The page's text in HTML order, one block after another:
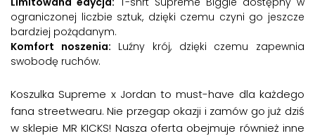
ograniczonej liczbie sztuk, dzięki czemu czyni go jeszcze
bardziej pożądanym.
Komfort noszenia: Luźny krój, dzięki czemu zapewnia
swobodę ruchów.
Koszulka Supreme x Jordan to must-have dla każdego
fana streetwearu. Nie przegap okazji i zamów go już dziś
w sklepie MR KICKS! Nasza oferta obejmuje również inne